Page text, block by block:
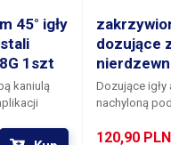
45° igły
1szt
kaniulą
dozujące
Dozujące
nachyloną
miejscach.
120,90 PLN